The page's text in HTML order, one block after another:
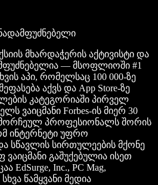
მხარდაჭერის აქტივისტი და
— მსოფლიოში #1
აპი, რომელსაც 100 000-ზე
აქვს და App Store-ზე
კატეგორიაში პირველ
ვაიცმანი Forbes-ის მიერ 30
პროფესიონალს შორის
ინტერნეტი უფრო
სწავლის სირთულეების მქონე
ვაიცმანი გაშუქებულია ისეთ
EdSurge, Inc., PC Mag,
სხვა წამყვანი მედია